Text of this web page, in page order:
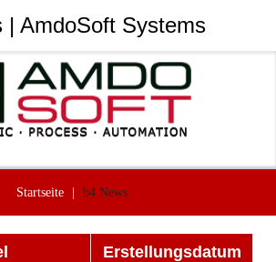
Startseite b4 News
Erstellungsdatum
| AmdoSoft Systems